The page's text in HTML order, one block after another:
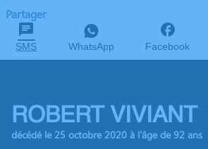
Partager
SMS WhatsApp Facebook
ROBERT VIVIANT
décédé le 25 octobre 2020 à l'âge de 92 ans